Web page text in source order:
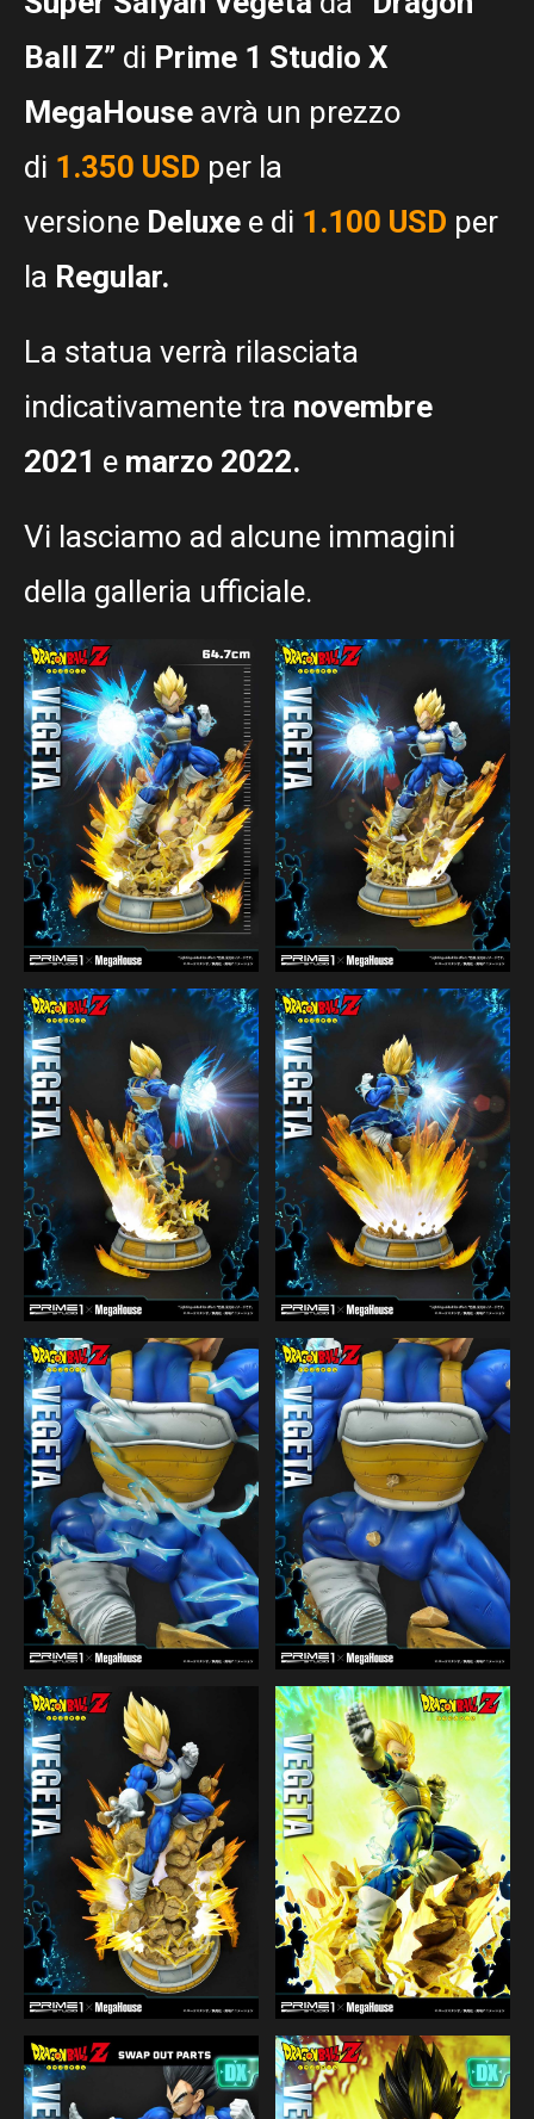
Ball Z” di Prime 1 Studio X
MegaHouse avrà un prezzo
di 1.350 USD per la
versione Deluxe e di 1.100 USD per
la Regular.
La statua verrà rilasciata
indicativamente tra novembre
2021 e marzo 2022.
Vi lasciamo ad alcune immagini
della galleria ufficiale.